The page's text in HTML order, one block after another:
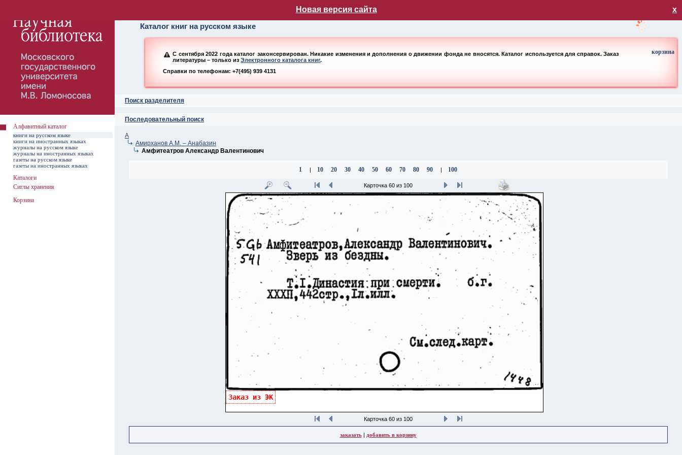
Новая версия сайта х
Каталог книг на русском языке
С сентября 2022 года каталог законсервирован. Никакие изменения и дополнения о движении фонда не вносятся. Каталог используется для справок. Заказ
литературы – только изЭлектронного каталога книг.
Справки по телефонам: +7(495) 939 4131
Поиск разделителя
Последовательный поиск
корзина
А
Амирханов А.М. – Анабазин
Амфитеатров Александр Валентинович
1 | 10 20 30 40 50 60 70 80 90 | 100
Карточка 60 из 100
Заказ из ЭК
Карточка 60 из 100
заказать| добавить в корзину
Алфавитный каталог
книги на русском языке
книги на иностранных языках
журналы на русском языке
журналы на иностранных языках
газеты на русском языке
газеты на иностранных языках
Каталоги
Сиглы хранения
Корзина